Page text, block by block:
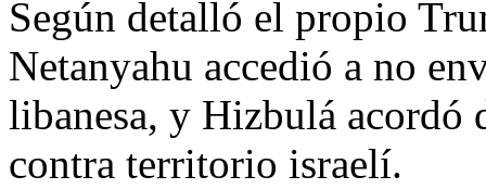
Según detalló el propio
Netanyahu accedió a no
libanesa, y Hizbulá acordó
contra territorio israelí.